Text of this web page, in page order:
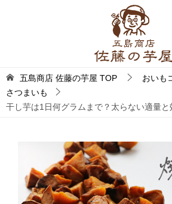
五島商店 佐藤の芋屋 TOP
おいも
さつまいも
干し芋は1日何グラムまで？太らない適量